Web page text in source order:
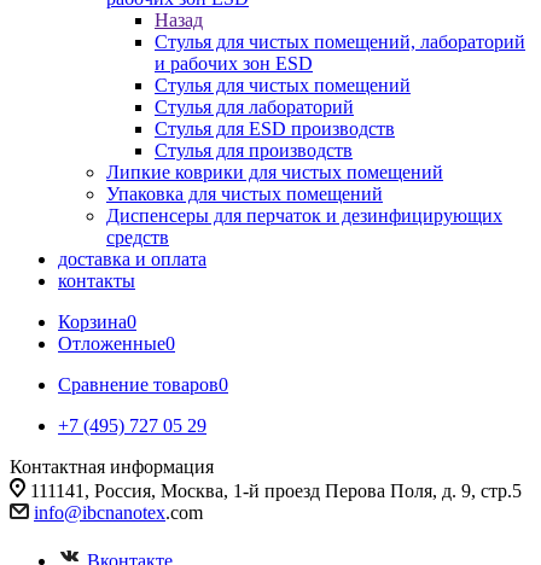
Назад
Стулья для чистых помещений, лабораторий
и рабочих зон ESD
Стулья для чистых помещений
Стулья для лабораторий
Стулья для ESD производств
Стулья для производств
Липкие коврики для чистых помещений
Упаковка для чистых помещений
Диспенсеры для перчаток и дезинфицирующих
средств
доставка и оплата
контакты
Корзина0
Отложенные0
Сравнение товаров0
+7 (495) 727 05 29
Контактная информация
111141, Россия, Москва, 1-й проезд Перова Поля, д. 9, стр.5
info@ibcnanotex.com
Вконтакте